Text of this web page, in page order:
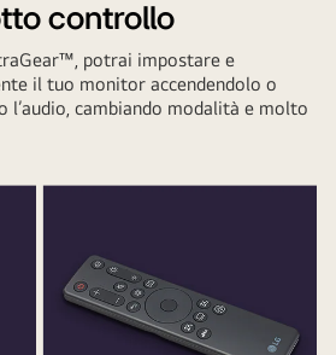
controllo
potrai impostare e
il tuo monitor accendendolo o
l’audio, cambiando modalità e molto